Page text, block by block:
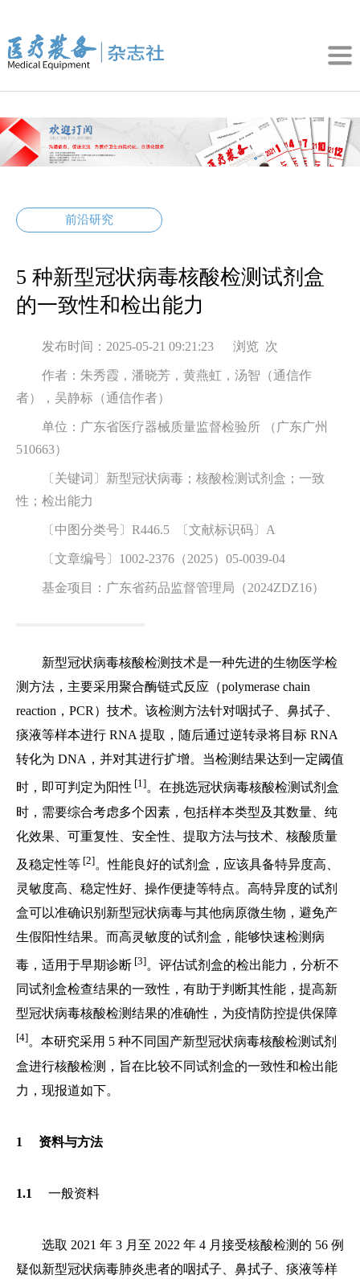
前沿研究
5 种新型冠状病毒核酸检测试剂盒
的一致性和检出能力
发布时间：2025-05-21 09:21:23 浏览 次
作者：朱秀霞，潘晓芳，黄燕虹，汤智（通信作
者），吴静标（通信作者）
单位：广东省医疗器械质量监督检验所 （广东广州
510663）
〔关键词〕新型冠状病毒；核酸检测试剂盒；一致
性；检出能力
〔中图分类号〕R446.5 〔文献标识码〕A
〔文章编号〕1002-2376（2025）05-0039-04
基金项目：广东省药品监督管理局（2024ZDZ16）
新型冠状病毒核酸检测技术是一种先进的生物医学检
测方法，主要采用聚合酶链式反应（polymerase chain
reaction，PCR）技术。该检测方法针对咽拭子、鼻拭子、
痰液等样本进行 RNA 提取，随后通过逆转录将目标 RNA
转化为 DNA，并对其进行扩增。当检测结果达到一定阈值
时，即可判定为阳性 [1]。在挑选冠状病毒核酸检测试剂盒
时，需要综合考虑多个因素，包括样本类型及其数量、纯
化效果、可重复性、安全性、提取方法与技术、核酸质量
及稳定性等 [2]。性能良好的试剂盒，应该具备特异度高、
灵敏度高、稳定性好、操作便捷等特点。高特异度的试剂
盒可以准确识别新型冠状病毒与其他病原微生物，避免产
生假阳性结果。而高灵敏度的试剂盒，能够快速检测病
毒，适用于早期诊断 [3]。评估试剂盒的检出能力，分析不
同试剂盒检查结果的一致性，有助于判断其性能，提高新
型冠状病毒核酸检测结果的准确性，为疫情防控提供保障
[4]。本研究采用 5 种不同国产新型冠状病毒核酸检测试剂
盒进行核酸检测，旨在比较不同试剂盒的一致性和检出能
力，现报道如下。
1 资料与方法
1.1 一般资料
选取 2021 年 3 月至 2022 年 4 月接受核酸检测的 56 例
疑似新型冠状病毒肺炎患者的咽拭子、鼻拭子、痰液等样